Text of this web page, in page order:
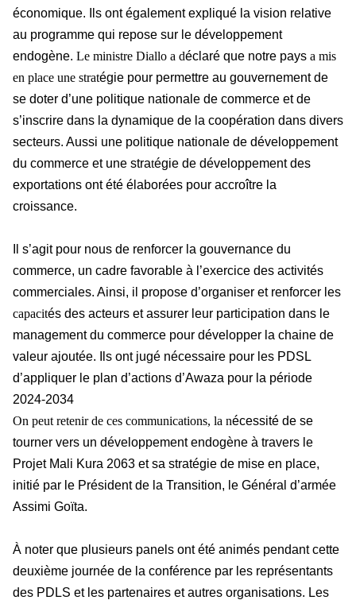
économique. Ils ont également expliqué la vision relative
au programme qui repose sur le développement
endogène. Le ministre Diallo a déclaré que notre pays a mis
en place une stratégie pour permettre au gouvernement de
se doter d’une politique nationale de commerce et de
s’inscrire dans la dynamique de la coopération dans divers
secteurs. Aussi une politique nationale de développement
du commerce et une stratégie de développement des
exportations ont été élaborées pour accroître la
croissance.
Il s’agit pour nous de renforcer la gouvernance du
commerce, un cadre favorable à l’exercice des activités
commerciales. Ainsi, il propose d’organiser et renforcer les
capacités des acteurs et assurer leur participation dans le
management du commerce pour développer la chaine de
valeur ajoutée. Ils ont jugé nécessaire pour les PDSL
d’appliquer le plan d’actions d’Awaza pour la période
2024-2034
On peut retenir de ces communications, la nécessité de se
tourner vers un développement endogène à travers le
Projet Mali Kura 2063 et sa stratégie de mise en place,
initié par le Président de la Transition, le Général d’armée
Assimi Goïta.
À noter que plusieurs panels ont été animés pendant cette
deuxième journée de la conférence par les représentants
des PDLS et les partenaires et autres organisations. Les